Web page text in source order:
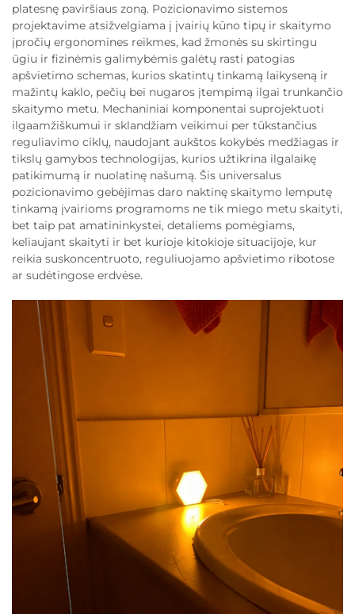
platesnę paviršiaus zoną. Pozicionavimo sistemos
projektavime atsižvelgiama į įvairių kūno tipų ir skaitymo
įpročių ergonomines reikmes, kad žmonės su skirtingu
ūgiu ir fizinėmis galimybėmis galėtų rasti patogias
apšvietimo schemas, kurios skatintų tinkamą laikyseną ir
mažintų kaklo, pečių bei nugaros įtempimą ilgai trunkančio
skaitymo metu. Mechaniniai komponentai suprojektuoti
ilgaamžiškumui ir sklandžiam veikimui per tūkstančius
reguliavimo ciklų, naudojant aukštos kokybės medžiagas ir
tikslų gamybos technologijas, kurios užtikrina ilgalaikę
patikimumą ir nuolatinę našumą. Šis universalus
pozicionavimo gebėjimas daro naktinę skaitymo lemputę
tinkamą įvairioms programoms ne tik miego metu skaityti,
bet taip pat amatininkystei, detaliems pomėgiams,
keliaujant skaityti ir bet kurioje kitokioje situacijoje, kur
reikia suskoncentruoto, reguliuojamo apšvietimo ribotose
ar sudėtingose erdvėse.